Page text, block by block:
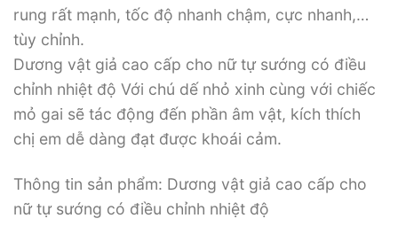
rung rất mạnh, tốc độ nhanh chậm, cực nhanh,…
tùy chỉnh.
Dương vật giả cao cấp cho nữ tự sướng có điều
chỉnh nhiệt độ Với chú dế nhỏ xinh cùng với chiếc
mỏ gai sẽ tác động đến phần âm vật, kích thích
chị em dễ dàng đạt được khoái cảm.
Thông tin sản phẩm: Dương vật giả cao cấp cho
nữ tự sướng có điều chỉnh nhiệt độ